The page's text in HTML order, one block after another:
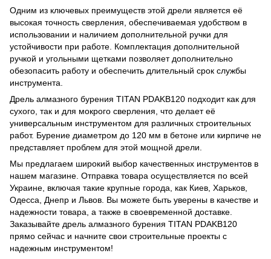
Одним из ключевых преимуществ этой дрели является её
высокая точность сверления, обеспечиваемая удобством в
использовании и наличием дополнительной ручки для
устойчивости при работе. Комплектация дополнительной
ручкой и угольными щетками позволяет дополнительно
обезопасить работу и обеспечить длительный срок службы
инструмента.
Дрель алмазного бурения TITAN PDAKB120 подходит как для
сухого, так и для мокрого сверления, что делает её
универсальным инструментом для различных строительных
работ. Бурение диаметром до 120 мм в бетоне или кирпиче не
представляет проблем для этой мощной дрели.
Мы предлагаем широкий выбор качественных инструментов в
нашем магазине. Отправка товара осуществляется по всей
Украине, включая такие крупные города, как Киев, Харьков,
Одесса, Днепр и Львов. Вы можете быть уверены в качестве и
надежности товара, а также в своевременной доставке.
Заказывайте дрель алмазного бурения TITAN PDAKB120
прямо сейчас и начните свои строительные проекты с
надежным инструментом!